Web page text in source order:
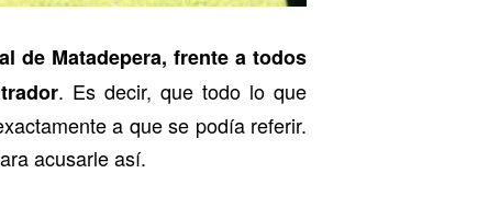
de Matadepera, frente a todos
. Es decir, que todo lo que
a que se podía referir.
acusarle así.